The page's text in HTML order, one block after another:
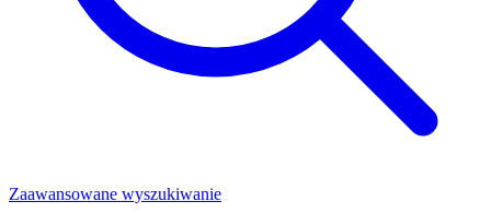
Zaawansowane wyszukiwanie